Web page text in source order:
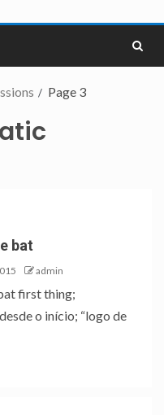
Page 3
bat
admin
first thing;
o início; “logo de